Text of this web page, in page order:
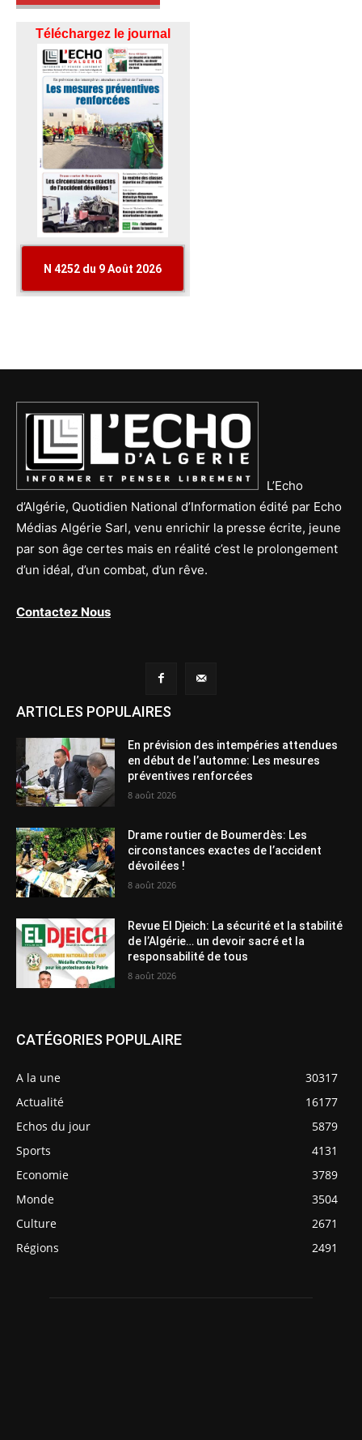
L’Echo
d’Algérie, Quotidien National d’Information édité par Echo
Médias Algérie Sarl, venu enrichir la presse écrite, jeune
par son âge certes mais en réalité c’est le prolongement
d’un idéal, d’un combat, d’un rêve.
Contactez Nous
ARTICLES POPULAIRES
En prévision des intempéries attendues
en début de l’automne: Les mesures
préventives renforcées
8 août 2026
Drame routier de Boumerdès: Les
circonstances exactes de l’accident
dévoilées !
8 août 2026
Revue El Djeich: La sécurité et la stabilité
de l’Algérie… un devoir sacré et la
responsabilité de tous
8 août 2026
CATÉGORIES POPULAIRE
A la une
30317
Actualité
16177
Echos du jour
5879
Sports
4131
Economie
3789
Monde
3504
Culture
2671
Régions
2491